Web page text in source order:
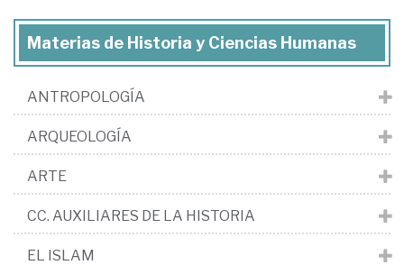
Materias de Historia y Ciencias Humanas
ANTROPOLOGÍA
ARQUEOLOGÍA
ARTE
CC. AUXILIARES DE LA HISTORIA
EL ISLAM